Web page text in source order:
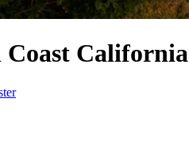
Coast California